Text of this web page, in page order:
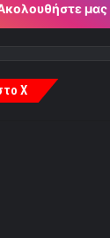
μας
X